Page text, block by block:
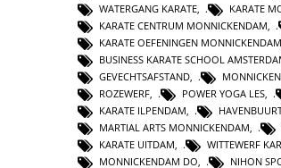
WATERGANG KARATE
KARATE
KARATE CENTRUM MONNICKENDAM
KARATE OEFENINGEN MONNICKENDAM
BUSINESS KARATE SCHOOL
GEVECHTSAFSTAND,
ROZEWERF, POWER YOGA LES,
KARATE ILPENDAM,
MARTIAL ARTS MONNICKENDAM,
KARATE UITDAM, WITTEWERF
MONNICKENDAM DO, NIHON